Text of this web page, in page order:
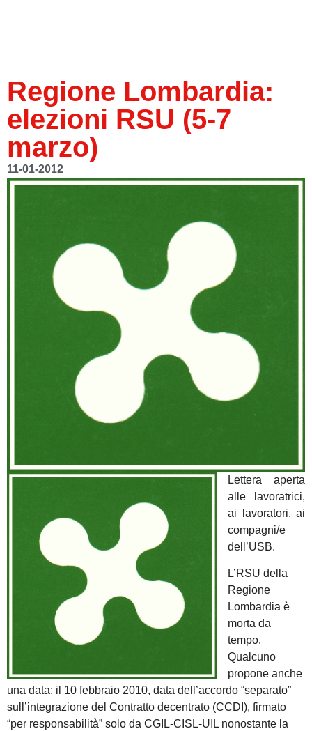
Regione Lombardia:
elezioni RSU (5-7
marzo)
11-01-2012
Lettera aperta
alle lavoratrici,
ai lavoratori, ai
compagni/e
dell’USB.
L’RSU della
Regione
Lombardia è
morta da
tempo.
Qualcuno
propone anche
una data: il 10 febbraio 2010, data dell’accordo “separato”
sull’integrazione del Contratto decentrato (CCDI), firmato
“per responsabilità” solo da CGIL-CISL-UIL nonostante la